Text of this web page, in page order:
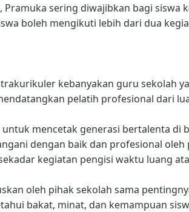
sering diwajibkan bagi siswa
boleh mengikuti lebih dari dua
kebanyakan guru sekolah
pelatih profesional dari
mencetak generasi bertalenta di
dengan baik dan profesional oleh
kegiatan pengisi waktu luang
oleh pihak sekolah sama
bakat, minat, dan kemampuan